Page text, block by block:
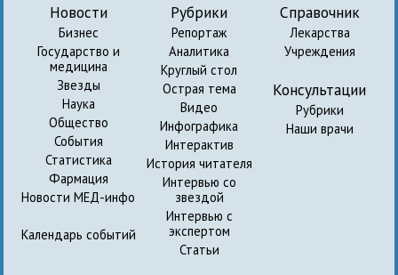
Новости
Бизнес
Государство и
медицина
Звезды
Наука
Общество
События
Статистика
Фармация
Новости МЕД-инфо
Календарь событий
Рубрики
Репортаж
Аналитика
Круглый стол
Острая тема
Видео
Инфографика
Интерактив
История читателя
Интервью со
звездой
Интервью с
экспертом
Статьи
Справочник
Лекарства
Учреждения
Консультации
Рубрики
Наши врачи